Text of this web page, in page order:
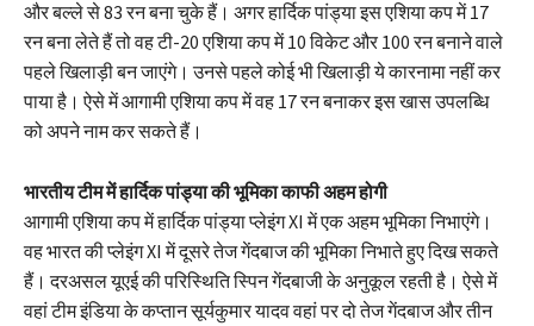
और बल्ले से 83 रन बना चुके हैं। अगर हार्दिक पांड्या इस एशिया कप में 17
रन बना लेते हैं तो वह टी-20 एशिया कप में 10 विकेट और 100 रन बनाने वाले
पहले खिलाड़ी बन जाएंगे। उनसे पहले कोई भी खिलाड़ी ये कारनामा नहीं कर
पाया है। ऐसे में आगामी एशिया कप में वह 17 रन बनाकर इस खास उपलब्धि
को अपने नाम कर सकते हैं।
भारतीय टीम में हार्दिक पांड्या की भूमिका काफी अहम होगी
आगामी एशिया कप में हार्दिक पांड्या प्लेइंग XI में एक अहम भूमिका निभाएंगे।
वह भारत की प्लेइंग XI में दूसरे तेज गेंदबाज की भूमिका निभाते हुए दिख सकते
हैं। दरअसल यूएई की परिस्थिति स्पिन गेंदबाजी के अनुकूल रहती है। ऐसे में
वहां टीम इंडिया के कप्तान सूर्यकुमार यादव वहां पर दो तेज गेंदबाज और तीन